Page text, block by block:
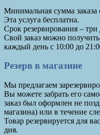
Минимальная сумма заказа
Эта услуга бесплатна.
Срок резервирования – три
Cвой заказ можно
каждый день с 10:00 до
Резерв в магазине
Мы предлагаем
Вы можете забрать его
заказ был оформлен не
магазина) или в течение
Товар резервируется для
дня.